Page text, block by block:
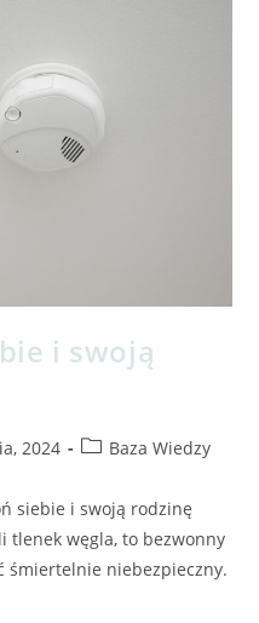
i swoją
2024 Baza Wiedzy
siebie i swoją rodzinę
tlenek węgla, to bezwonny
śmiertelnie niebezpieczny.